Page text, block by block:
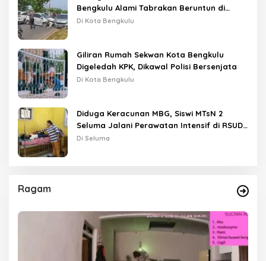
Bengkulu Alami Tabrakan Beruntun di
Lampu Merah
Di Kota Bengkulu
Giliran Rumah Sekwan Kota Bengkulu
Digeledah KPK, Dikawal Polisi Bersenjata
Di Kota Bengkulu
Diduga Keracunan MBG, Siswi MTsN 2
Seluma Jalani Perawatan Intensif di RSUD
Tais
Di Seluma
Ragam